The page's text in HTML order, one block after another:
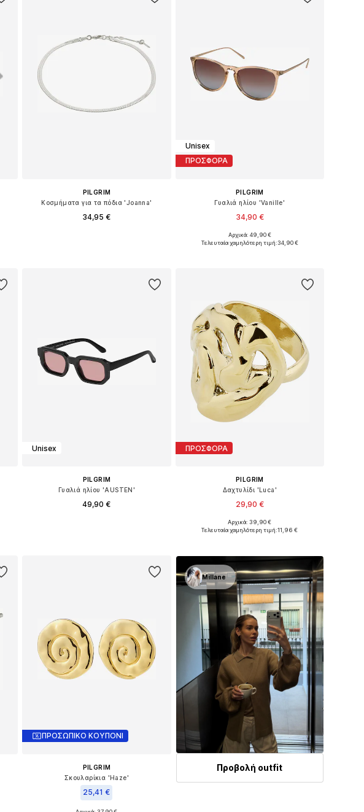
PILGRIM
Κοσμήματα για τα πόδια 'Joanna'
34,95 €
Unisex
ΠΡΟΣΦΟΡΑ
PILGRIM
Γυαλιά ηλίου 'Vanille'
34,90 €
Διαθέσιμα μεγέθη: One Size
Αρχικά: 49,90 €
Τελευταία χαμηλότερη τιμή:34,90 €
Unisex
PILGRIM
Γυαλιά ηλίου 'AUSTEN'
49,90 €
ΠΡΟΣΦΟΡΑ
PILGRIM
Δαχτυλίδι 'Luca'
29,90 €
Διαθέσιμα μεγέθη: 50-60
Αρχικά: 39,90 €
Τελευταία χαμηλότερη τιμή:11,96 €
ΠΡΟΣΩΠΙΚΟ ΚΟΥΠΟΝΙ
PILGRIM
Σκουλαρίκια 'Haze'
25,41 €
Millane
Προβολή outfit